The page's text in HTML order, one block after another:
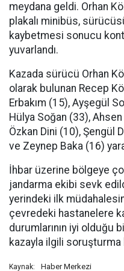
meydana geldi. Orhan
plakalı minibüs,
kaybetmesi sonucu
yuvarlandı.
Kazada sürücü Orhan
olarak bulunan Recep
Erbakım (15), Ayşegül
Hülya Soğan (33),
Özkan Dini (10), Şengül
ve Zeynep Baka (16)
İhbar üzerine bölgeye
jandarma ekibi sevk
yerindeki ilk
çevredeki hastanelere
durumlarının iyi olduğu
kazayla ilgili soruşturma
Kaynak: Haber Merkezi